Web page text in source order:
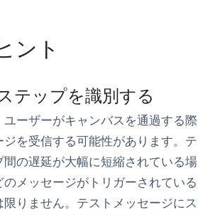
ント
テップを識別する
ーザーがキャンバスを通過する際
を受信する可能性があります。テ
の遅延が大幅に短縮されている場
メッセージがトリガーされている
りません。テストメッセージにス